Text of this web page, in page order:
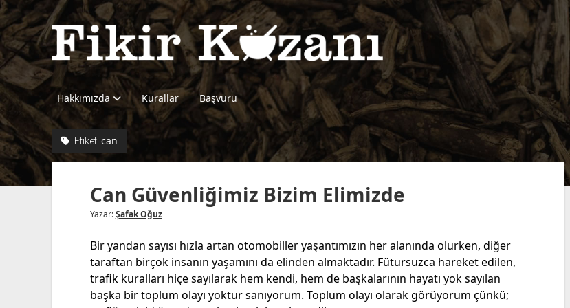
Fikir
Kazanı
Hakkımızda Kurallar Başvuru
Etiket: can
Can Güvenliğimiz Bizim Elimizde
Yazar:Şafak Oğuz
Bir yandan sayısı hızla artan otomobiller yaşantımızın her alanında olurken, diğer
taraftan birçok insanın yaşamını da elinden almaktadır. Fütursuzca hareket edilen,
trafik kuralları hiçe sayılarak hem kendi, hem de başkalarının hayatı yok sayılan
başka bir toplum olayı yoktur sanıyorum. Toplum olayı olarak görüyorum çünkü;